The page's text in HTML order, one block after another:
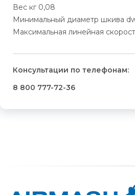
Вес кг 0,08
Минимальный диаметр шкива
Максимальная линейная
Консультации по телефонам:
8 800 777-72-36